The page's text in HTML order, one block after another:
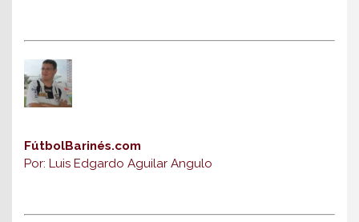
FútbolBarinés.com
Por: Luis Edgardo Aguilar Angulo